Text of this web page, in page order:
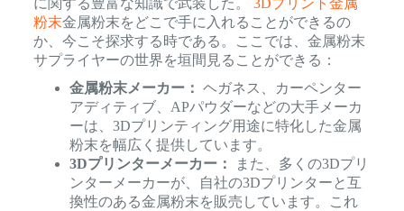
に関する豊富な知識で武装した。 3Dプリント金属
粉末金属粉末をどこで手に入れることができるの
か、今こそ探求する時である。ここでは、金属粉末
サプライヤーの世界を垣間見ることができる：
金属粉末メーカー： ヘガネス、カーペンター
アディティブ、APパウダーなどの大手メーカ
ーは、3Dプリンティング用途に特化した金属
粉末を幅広く提供しています。
3Dプリンターメーカー：
また、多くの3Dプリ
ンターメーカーが、自社の3Dプリンターと互
換性のある金属粉末を販売しています。これ